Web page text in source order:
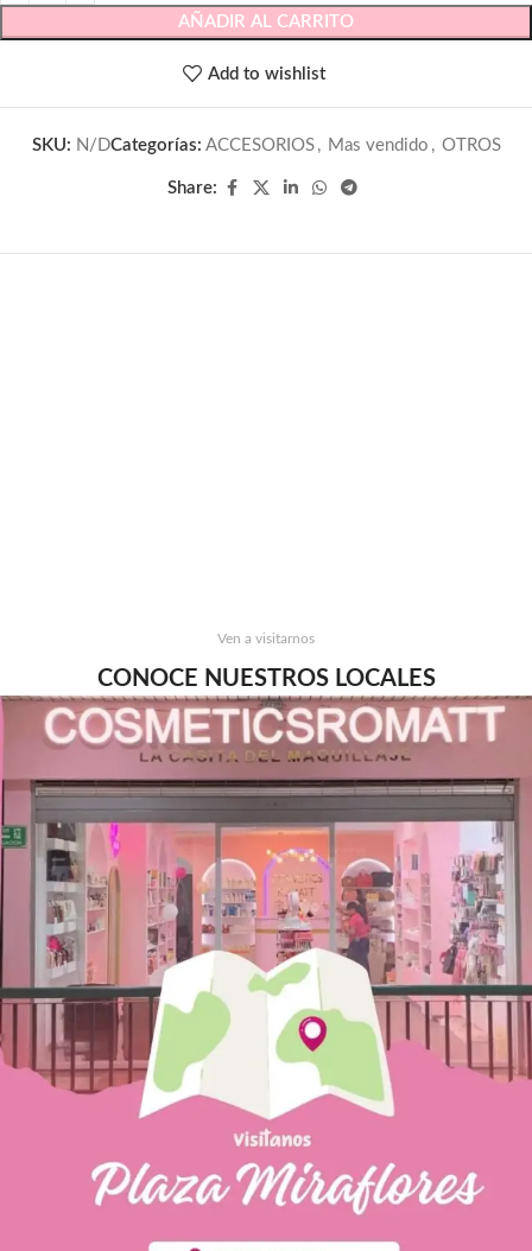
AÑADIR AL CARRITO
Add to wishlist
SKU: N/DCategorías: ACCESORIOS , Mas vendido , OTROS
Share:
Ven a visitarnos
CONOCE NUESTROS LOCALES